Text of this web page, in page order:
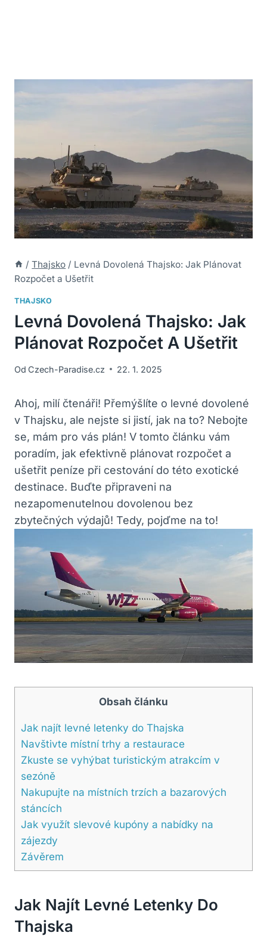
/ Thajsko / Levná Dovolená Thajsko: Jak Plánovat
Rozpočet a Ušetřit
THAJSKO
Levná Dovolená Thajsko: Jak
Plánovat Rozpočet A Ušetřit
Od Czech-Paradise.cz 22. 1. 2025
Ahoj, milí čtenáři! ‌Přemýšlíte ⁤o levné dovolené​
v ⁢Thajsku, ale nejste si⁤ jistí, jak na to? Nebojte
se, mám pro vás ⁣plán! ⁣V ⁢tomto‍ článku vám⁤
poradím, jak efektivně plánovat rozpočet⁣ a
ušetřit peníze při cestování do této exotické
destinace. Buďte připraveni na
nezapomenutelnou dovolenou ⁤bez
zbytečných⁢ výdajů! ‍Tedy, pojďme na to!
Obsah článku
Jak ‍najít levné letenky do Thajska
Navštivte místní trhy a ⁤restaurace
Zkuste se vyhýbat turistickým atrakcím v
sezóně
Nakupujte na ‌místních ⁢trzích a ‍bazarových
stáncích
Jak využít slevové kupóny a nabídky na
zájezdy
Závěrem
Jak ‍najít Levné Letenky Do
Thajska